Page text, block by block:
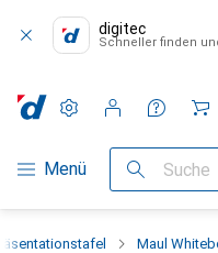
digitec
Schneller finden
Navigation nach Kategorien
Menü Suche
Einstellungen
Kundenkonto
Vergleichslisten
Merklisten
Warenkorb
Maul